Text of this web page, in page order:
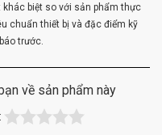
biệt so với sản phẩm thực
chuẩn thiết bị và đặc điểm kỹ
trước.
về sản phẩm này